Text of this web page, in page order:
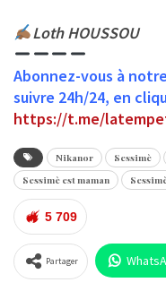
Loth HOUSSOU
Abonnez-vous à
suivre 24h/24, en
https://t.me/
Nikanor Sessimè
Sessimè est maman
5 709
Partager